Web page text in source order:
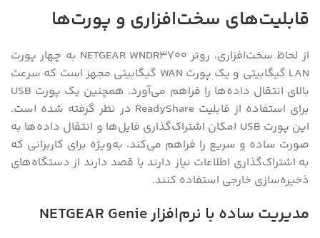
قابلیت‌های سخت‌افزاری و پورت‌ها
از لحاظ سخت‌افزاری، روتر NETGEAR WNDR3700 به چهار پورت
LAN گیگابیتی و یک پورت WAN گیگابیتی مجهز است که سرعت
بالای انتقال داده‌ها را فراهم می‌آورد. همچنین یک پورت USB
برای استفاده از قابلیت ReadyShare در نظر گرفته شده است.
این پورت USB امکان اشتراک‌گذاری فایل‌ها و انتقال داده‌ها به
صورت ساده و سریع را فراهم می‌کند، به‌ویژه برای کاربرانی که
به اشتراک‌گذاری اطلاعات نیاز دارند یا قصد دارند از دستگاه‌های
ذخیره‌سازی خارجی استفاده کنند.
مدیریت ساده با نرم‌افزار NETGEAR Genie